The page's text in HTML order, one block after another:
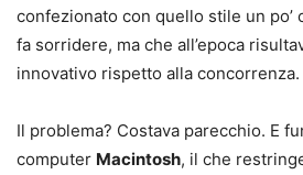
confezionato con quello stile un po’
fa sorridere, ma che all’epoca
innovativo rispetto alla concorrenza.
Il problema? Costava parecchio. E
computer Macintosh, il che